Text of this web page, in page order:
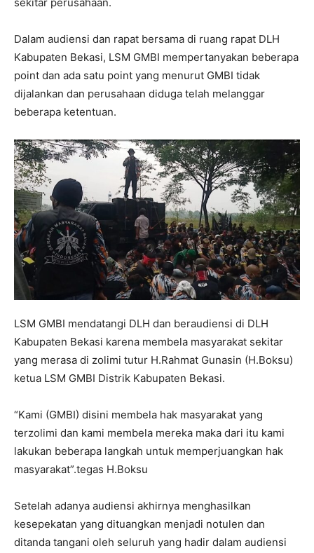
Dalam audiensi dan rapat bersama di ruang rapat DLH
Kabupaten Bekasi, LSM GMBI mempertanyakan beberapa
point dan ada satu point yang menurut GMBI tidak
dijalankan dan perusahaan diduga telah melanggar
beberapa ketentuan.
LSM GMBI mendatangi DLH dan beraudiensi di DLH
Kabupaten Bekasi karena membela masyarakat sekitar
yang merasa di zolimi tutur H.Rahmat Gunasin (H.Boksu)
ketua LSM GMBI Distrik Kabupaten Bekasi.
“Kami (GMBI) disini membela hak masyarakat yang
terzolimi dan kami membela mereka maka dari itu kami
lakukan beberapa langkah untuk memperjuangkan hak
masyarakat”.tegas H.Boksu
Setelah adanya audiensi akhirnya menghasilkan
kesepekatan yang dituangkan menjadi notulen dan
ditanda tangani oleh seluruh yang hadir dalam audiensi